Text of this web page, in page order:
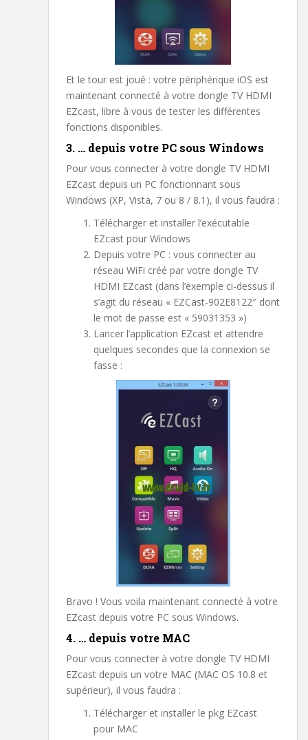
Et le tour est joué : votre périphérique iOS est
maintenant connecté à votre dongle TV HDMI
EZcast, libre à vous de tester les différentes
fonctions disponibles.
3. … depuis votre PC sous Windows
Pour vous connecter à votre dongle TV HDMI
EZcast depuis un PC fonctionnant sous
Windows (XP, Vista, 7 ou 8 / 8.1), il vous faudra :
Télécharger et installer l’exécutable
EZcast pour Windows
Depuis votre PC : vous connecter au
réseau WiFi créé par votre dongle TV
HDMI EZcast (dans l’exemple ci-dessus il
s’agit du réseau « EZCast-902E8122″ dont
le mot de passe est « 59031353 »)
Lancer l’application EZcast et attendre
quelques secondes que la connexion se
fasse :
Bravo ! Vous voila maintenant connecté à votre
EZcast depuis votre PC sous Windows.
4. … depuis votre MAC
Pour vous connecter à votre dongle TV HDMI
EZcast depuis un votre MAC (MAC OS 10.8 et
supérieur), il vous faudra :
Télécharger et installer le pkg EZcast
pour MAC